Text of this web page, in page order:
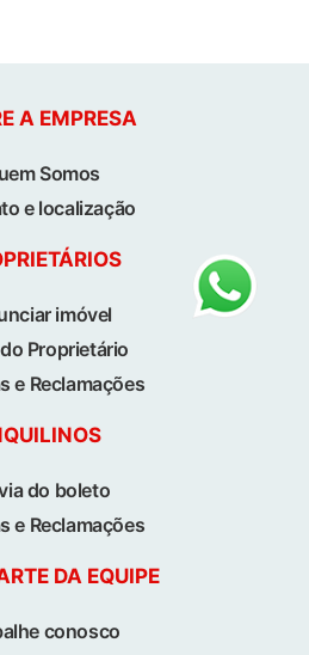
A EMPRESA
Somos
e localização
imóvel
Proprietário
e Reclamações
do boleto
e Reclamações
DA EQUIPE
conosco